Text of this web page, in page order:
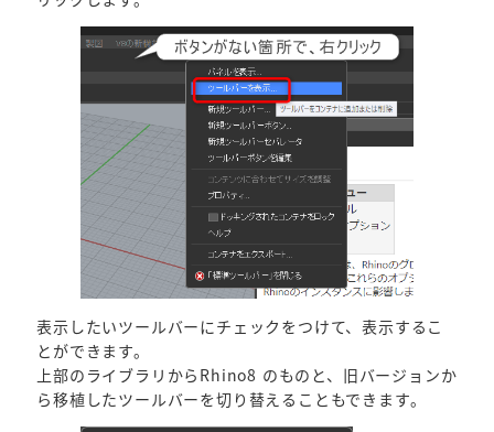
表示したいツールバーにチェックをつけて、表示するこ
とができます。
上部のライブラリからRhino8 のものと、旧バージョンか
ら移植したツールバーを切り替えることもできます。